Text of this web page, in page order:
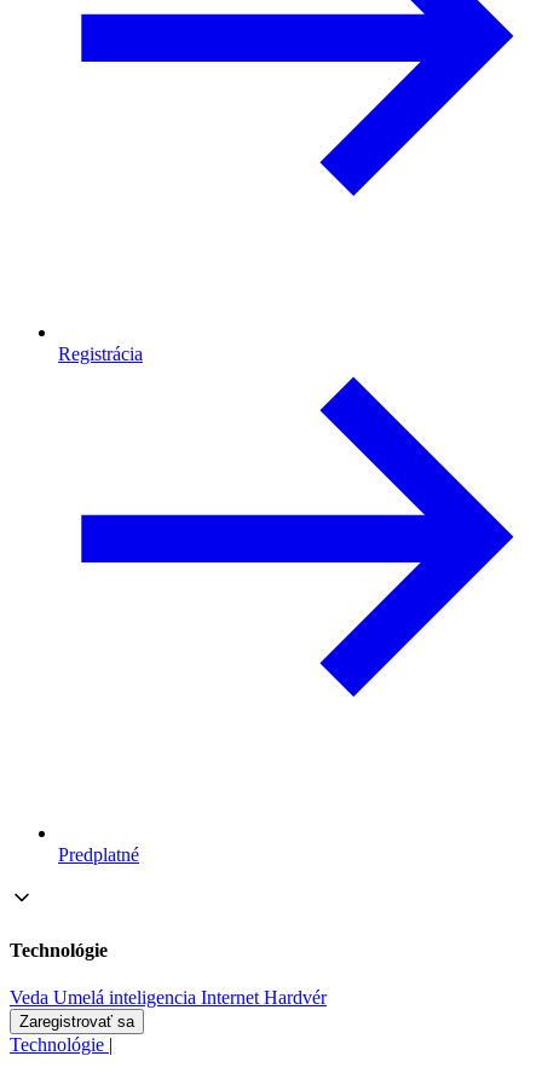
Registrácia
Predplatné
Technológie
Veda Umelá inteligencia Internet Hardvér
Zaregistrovať sa
Technológie |